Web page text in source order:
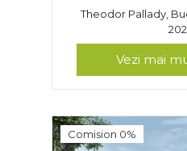
Theodor Pallady,
Vezi mai
Comision 0%